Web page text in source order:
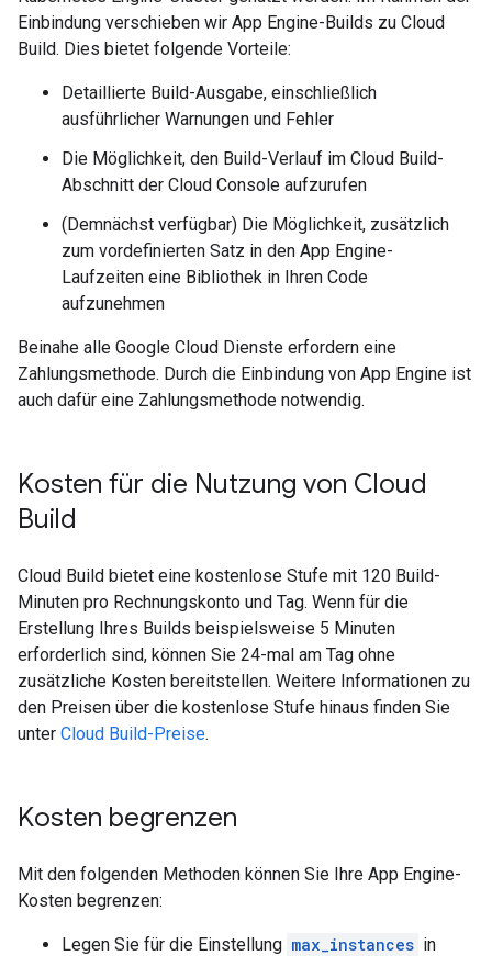
Einbindung verschieben wir App Engine-Builds zu Cloud
Build. Dies bietet folgende Vorteile:
Detaillierte Build-Ausgabe, einschließlich
ausführlicher Warnungen und Fehler
Die Möglichkeit, den Build-Verlauf im Cloud Build-
Abschnitt der Cloud Console aufzurufen
(Demnächst verfügbar) Die Möglichkeit, zusätzlich
zum vordefinierten Satz in den App Engine-
Laufzeiten eine Bibliothek in Ihren Code
aufzunehmen
Beinahe alle Google Cloud Dienste erfordern eine
Zahlungsmethode. Durch die Einbindung von App Engine ist
auch dafür eine Zahlungsmethode notwendig.
Kosten für die Nutzung von Cloud
Build
Cloud Build bietet eine kostenlose Stufe mit 120 Build-
Minuten pro Rechnungskonto und Tag. Wenn für die
Erstellung Ihres Builds beispielsweise 5 Minuten
erforderlich sind, können Sie 24-mal am Tag ohne
zusätzliche Kosten bereitstellen. Weitere Informationen zu
den Preisen über die kostenlose Stufe hinaus finden Sie
unter Cloud Build-Preise.
Kosten begrenzen
Mit den folgenden Methoden können Sie Ihre App Engine-
Kosten begrenzen:
Legen Sie für die Einstellung max_instances in